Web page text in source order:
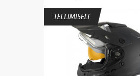
TELLIMISEL!